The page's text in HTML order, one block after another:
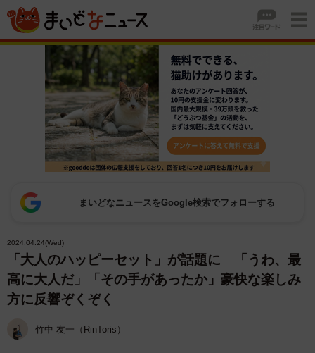
まいどなニュースをGoogle検索でフォローする
2024.04.24(Wed)
「大人のハッピーセット」が話題に 「うわ、最
高に大人だ」「その手があったか」豪快な楽しみ
方に反響ぞくぞく
竹中 友一（RinToris）